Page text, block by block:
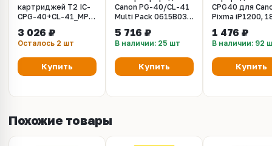
картриджей T2 IC-
CPG-40+CL-41_MP
40/CL-41, черный +
цветной
3 026 ₽
Осталось 2 шт
Купить
Canon PG-40/CL-41
Multi Pack 0615B036
40 и CL-41 в одной
упаковке) - для
принтеров Canon
PIXMA iP1200,
iP1300, iP1600,
5 716 ₽
В наличии: 25 шт
Купить
CPG40 для
Pixma iP1200,
2600, MP140,
450, 470,
черный
1 476 ₽
В наличии: 92
Купить
Похожие товары